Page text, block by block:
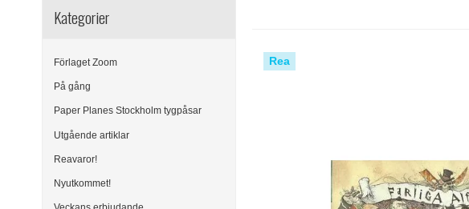
Kategorier
Förlaget Zoom
På gång
Paper Planes Stockholm tygpåsar
Utgående artiklar
Reavaror!
Nyutkommet!
Rea